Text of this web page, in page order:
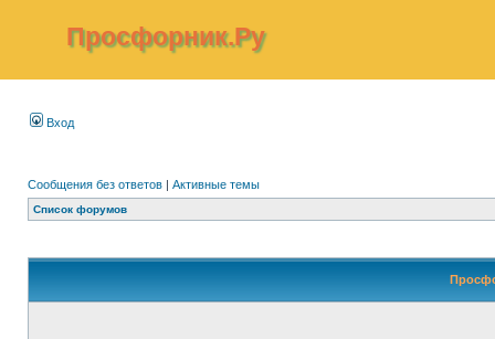
Просфорник.Ру
Вход
Сообщения без ответов | Активные темы
Список форумов